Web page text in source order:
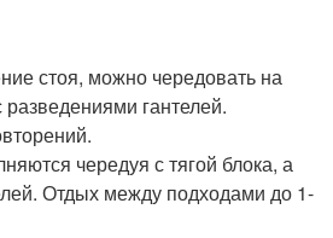
стоя, можно чередовать на
гантелей.
чередуя с тягой блока, а
Отдых между подходами до 1-